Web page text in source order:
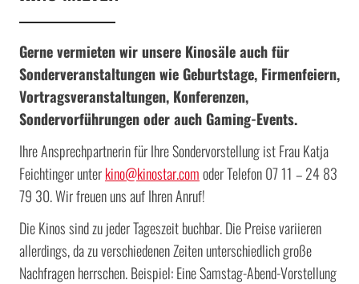
Gerne vermieten wir unsere Kinosäle auch für
Sonderveranstaltungen wie Geburtstage, Firmenfeiern,
Vortragsveranstaltungen, Konferenzen,
Sondervorführungen oder auch Gaming-Events.
Ihre Ansprechpartnerin für Ihre Sondervorstellung ist Frau Katja
Feichtinger unterkino@kinostar.comoder Telefon 07 11 – 24 83
79 30. Wir freuen uns auf Ihren Anruf!
Die Kinos sind zu jeder Tageszeit buchbar. Die Preise variieren
allerdings, da zu verschiedenen Zeiten unterschiedlich große
Nachfragen herrschen. Beispiel: Eine Samstag-Abend-Vorstellung